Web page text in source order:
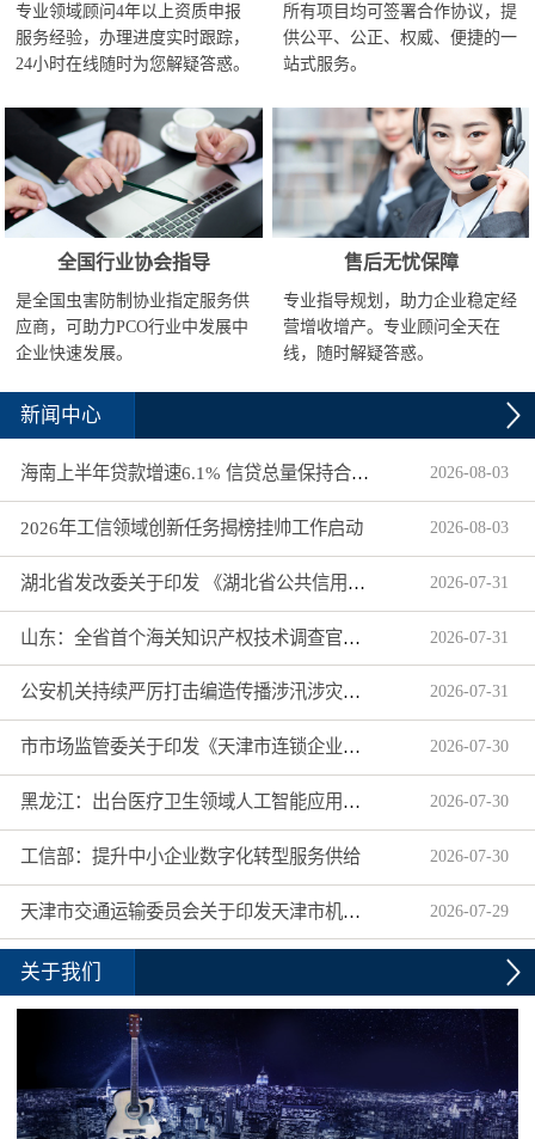
专业领域顾问4年以上资质申报
服务经验，办理进度实时跟踪，
24小时在线随时为您解疑答惑。
所有项目均可签署合作协议，提
供公平、公正、权威、便捷的一
站式服务。
全国行业协会指导
是全国虫害防制协业指定服务供
应商，可助力PCO行业中发展中
企业快速发展。
售后无忧保障
专业指导规划，助力企业稳定经
营增收增产。专业顾问全天在
线，随时解疑答惑。
新闻中心
海南上半年贷款增速6.1% 信贷总量保持合理平稳增长 2026-08-03
2026年工信领域创新任务揭榜挂帅工作启动 2026-08-03
湖北省发改委关于印发 《湖北省公共信用信息目录（2026年版）》的通知 2026-07-31
山东：全省首个海关知识产权技术调查官制度落地济南自贸片区 2026-07-31
公安机关持续严厉打击编造传播涉汛涉灾网络谣言 2026-07-31
市市场监管委关于印发《天津市连锁企业食品经营许可“先证后核”信用承诺审批实施办法》的通知 2026-07-30
黑龙江：出台医疗卫生领域人工智能应用工作实施方案 2026-07-30
工信部：提升中小企业数字化转型服务供给 2026-07-30
天津市交通运输委员会关于印发天津市机动车驾驶员培训机构及教练员综合信用评价管理办法的通知 2026-07-29
关于我们